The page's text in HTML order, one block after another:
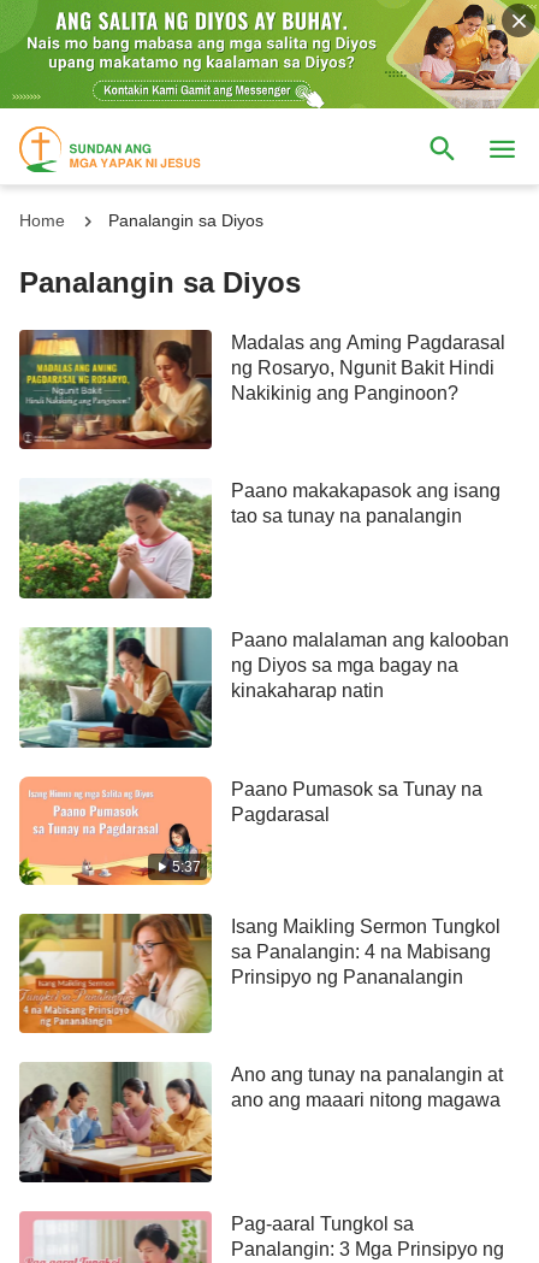
Home Panalangin sa Diyos
Panalangin sa Diyos
Madalas ang Aming Pagdarasal
ng Rosaryo, Ngunit Bakit Hindi
Nakikinig ang Panginoon?
Paano makakapasok ang isang
tao sa tunay na panalangin
Paano malalaman ang kalooban
ng Diyos sa mga bagay na
kinakaharap natin
5:37
Paano Pumasok sa Tunay na
Pagdarasal
Isang Maikling Sermon Tungkol
sa Panalangin: 4 na Mabisang
Prinsipyo ng Pananalangin
Ano ang tunay na panalangin at
ano ang maaari nitong magawa
Pag-aaral Tungkol sa
Panalangin: 3 Mga Prinsipyo ng